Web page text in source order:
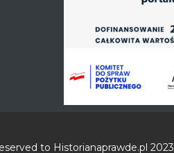
to Historianaprawde.pl 2023